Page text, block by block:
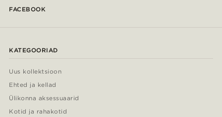
FACEBOOK
KATEGOORIAD
Uus kollektsioon
Ehted ja kellad
Ülikonna aksessuaarid
Kotid ja rahakotid